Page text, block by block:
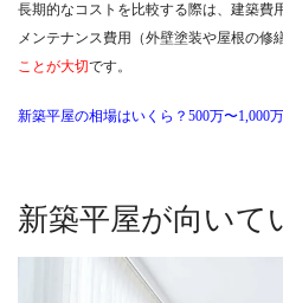
長期的なコストを比較する際は、建築費
メンテナンス費用（外壁塗装や屋根の修
ことが大切です。
新築平屋の相場はいくら？500万〜1,000
新築平屋が向いて